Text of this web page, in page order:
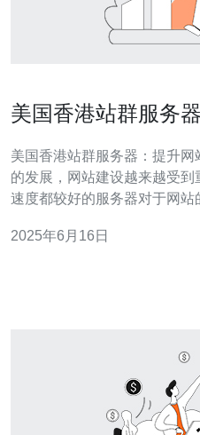
美国香港站群服务
美国香港站群服务器：提升网站稳定
的发展，网站建设越来越受
速度都较好的服务器对于网
有着诸多优势。首先，其地理
2025年6月16日